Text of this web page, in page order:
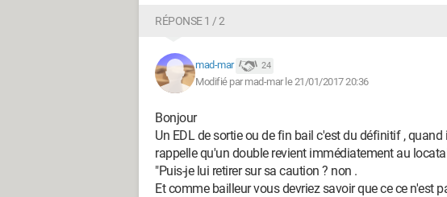
RÉPONSE 1 / 2
mad-mar 24
Modifié par mad-mar le 21/01/2017 20:36
Bonjour
Un EDL de sortie ou de fin bail c'est du définitif ,
rappelle qu'un double revient immédiatement au
"Puis-je lui retirer sur sa caution ? non .
Et comme bailleur vous devriez savoir que ce ce n'est